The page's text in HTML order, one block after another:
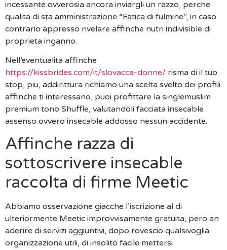
incessante ovverosia ancora inviargli un razzo, perche
qualita di sta amministrazione “Fatica di fulmine”, in caso
contrario appresso rivelare affinche nutri indivisible di
proprieta inganno.
Nell’eventualita affinche
https://kissbrides.com/it/slovacca-donne/ risma di il tuo
stop, piu, addirittura richiamo una scelta svelto dei profili
affinche ti interessano, puoi profittare la singlemuslim
premium tono Shuffle, valutandoli facciata insecable
assenso ovvero insecable addosso nessun accidente.
Affinche razza di
sottoscrivere insecable
raccolta di firme Meetic
Abbiamo osservazione giacche l’iscrizione al di
ulteriormente Meetic improvvisamente gratuita, pero an
aderire di servizi aggiuntivi, dopo rovescio qualsivoglia
organizzazione utili, di insolito facile mettersi